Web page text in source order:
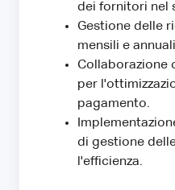
dei fornitori nel
Gestione delle
mensili e
Collaborazione
per
pagamento.
di gestione
l'efficienza.